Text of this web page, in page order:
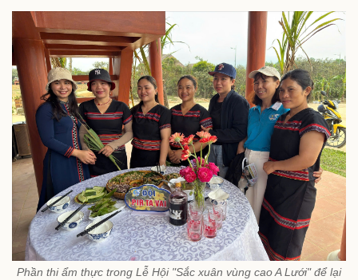
Phần thi ẩm thực trong Lễ Hội "Sắc xuân vùng cao A Lưới" để lại